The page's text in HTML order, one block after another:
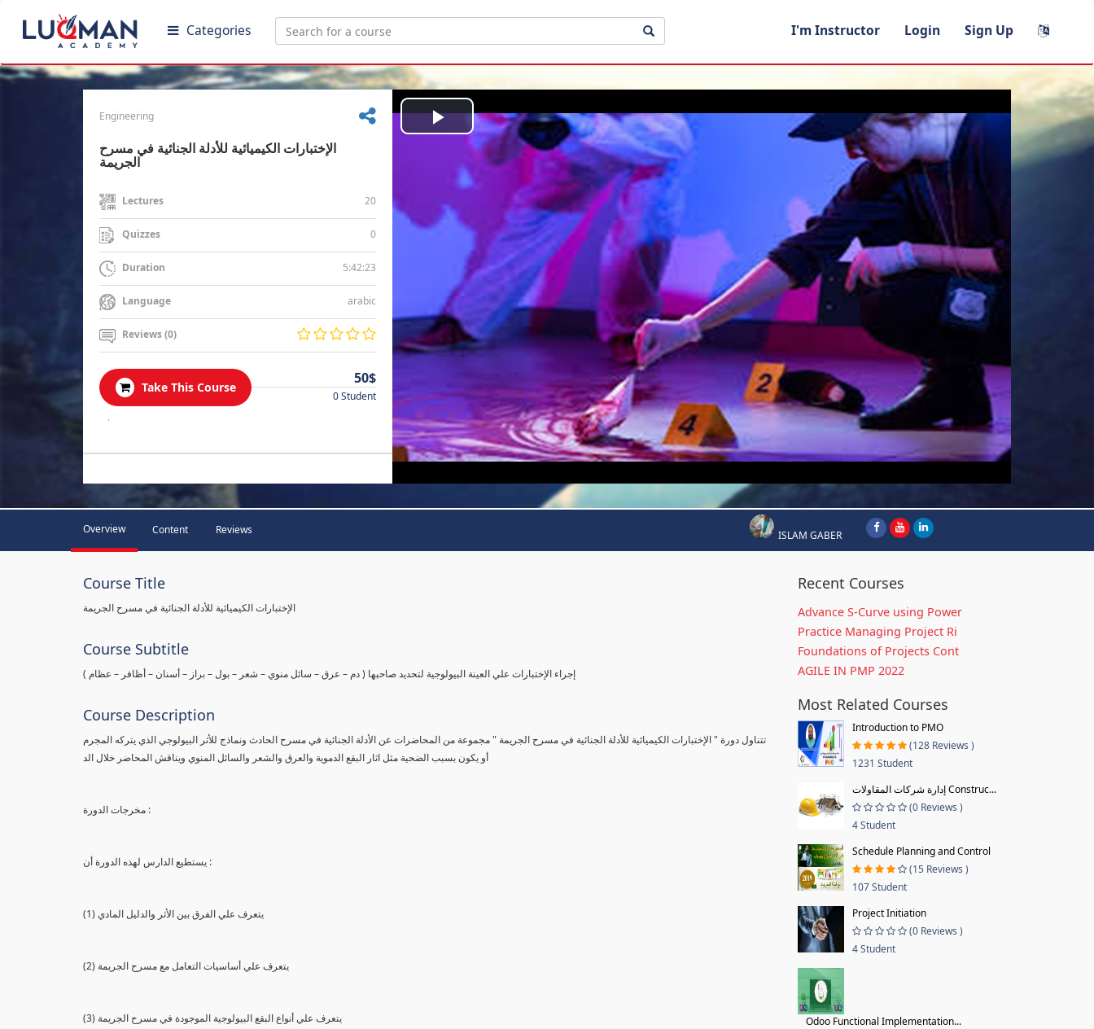
Categories I'm Instructor Login Sign Up
Engineering
الإختبارات الكيميائية للأدلة الجنائية في مسرح
الجريمة
Lectures 20
Quizzes 0
Duration 5:42:23
Language arabic
Reviews (0)
Take This Course
50$
0 Student
.
Play
Video
Overview Content Reviews ISLAM GABER
Course Title
الإختبارات الكيميائية للأدلة الجنائية في مسرح الجريمة
Course Subtitle
( إجراء الإختبارات علي العينة البيولوجية لتحديد صاحبها ( دم – عرق – سائل منوي – شعر – بول – براز – أسنان – أظافر – عظام
Course Description
تتناول دورة " الإختبارات الكيميائية للأدلة الجنائية في مسرح الجريمة " مجموعة من المحاضرات عن الأدلة الجنائية في مسرح الحادث ونماذج للأثر البيولوجي الذي يتركه المجرم
أو يكون بسبب الضحية مثل اثار البقع الدموية والعرق والشعر والسائل المنوي ويناقش المحاضر خلال الد
مخرجات الدورة :
يستطيع الدارس لهذه الدورة أن :
(1) يتعرف علي الفرق بين الأثر والدليل المادي
(2) يتعرف علي أساسيات التعامل مع مسرح الجريمة
(3) يتعرف علي أنواع البقع البيولوجية الموجودة في مسرح الجريمة
Recent Courses
Advance S-Curve using Power
Practice Managing Project Ri
Foundations of Projects Cont
AGILE IN PMP 2022
Most Related Courses
Introduction to PMO
(128 Reviews )
1231 Student
إدارة شركات المقاولات Construc...
(0 Reviews )
4 Student
Schedule Planning and Control
(15 Reviews )
107 Student
Project Initiation
(0 Reviews )
4 Student
Odoo Functional Implementation...